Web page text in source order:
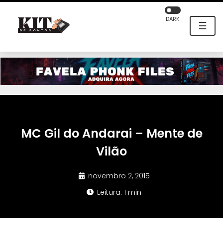
☰
DARK
MC Gil do Andarai – Mente de
Vilão
novembro 2, 2015
Leitura: 1 min